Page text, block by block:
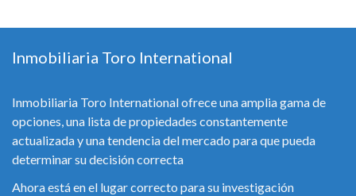
Inmobiliaria Toro International
Inmobiliaria Toro International ofrece una amplia gama de
opciones, una lista de propiedades constantemente
actualizada y una tendencia del mercado para que pueda
determinar su decisión correcta
Ahora está en el lugar correcto para su investigación